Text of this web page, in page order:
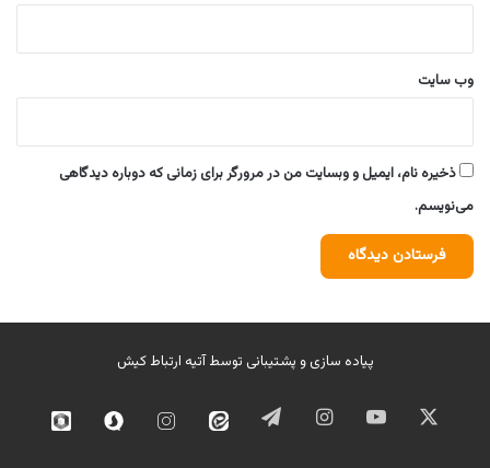
وب‌ سایت
ذخیره نام، ایمیل و وبسایت من در مرورگر برای زمانی که دوباره دیدگاهی
می‌نویسم.
پیاده سازی و پشتیبانی توسطآتیه ارتباط کیش
ایکس یوتیوب اینستاگرامتلگرام ایتا
اینستاگرامسروش